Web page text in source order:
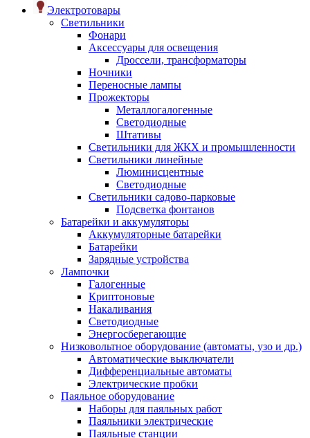
Электротовары
Светильники
Фонари
Аксессуары для освещения
Дроссели, трансформаторы
Ночники
Переносные лампы
Прожекторы
Металлогалогенные
Светодиодные
Штативы
Светильники для ЖКХ и промышленности
Светильники линейные
Люминисцентные
Светодиодные
Светильники садово-парковые
Подсветка фонтанов
Батарейки и аккумуляторы
Аккумуляторные батарейки
Батарейки
Зарядные устройства
Лампочки
Галогенные
Криптоновые
Накаливания
Светодиодные
Энергосберегающие
Низковольтное оборудование (автоматы, узо и др.)
Автоматические выключатели
Дифференциальные автоматы
Электрические пробки
Паяльное оборудование
Наборы для паяльных работ
Паяльники электрические
Паяльные станции